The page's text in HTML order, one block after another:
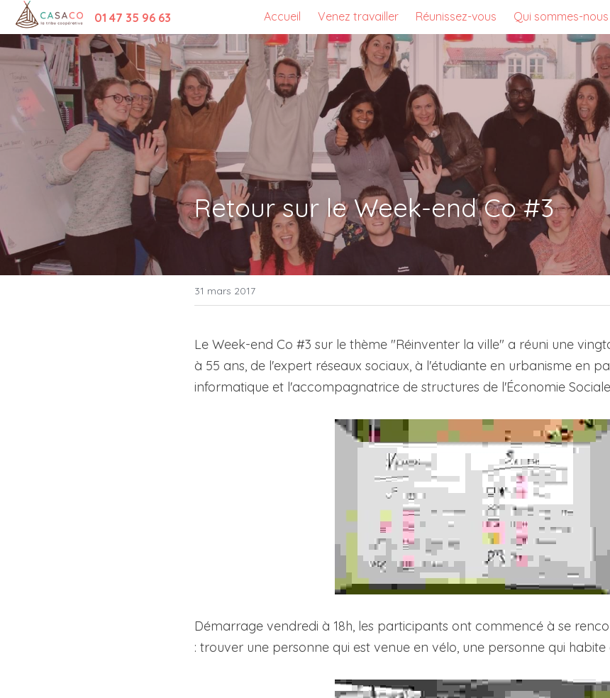
01 47 35 96 63 Accueil Venez travailler Réunissez-vous Qui sommes-nous
Retour sur le Week-end Co #3
31 mars 2017
Le Week-end Co #3 sur le thème "Réinventer la ville" a réuni une
à 55 ans, de l'expert réseaux sociaux, à l'étudiante en urbanisme en
informatique et l'accompagnatrice de structures de l'Économie
Démarrage vendredi à 18h, les participants ont commencé à se
: trouver une personne qui est venue en vélo, une personne qui